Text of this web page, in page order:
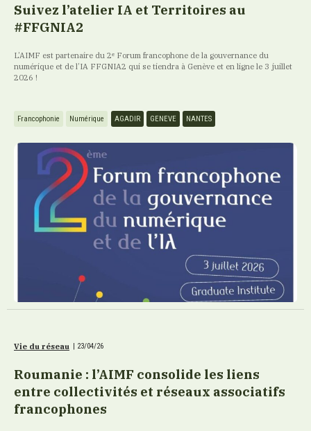
Suivez l’atelier IA et Territoires au
#FFGNIA2
L’AIMF est partenaire du 2ᵉ Forum francophone de la gouvernance du
numérique et de l’IA FFGNIA2 qui se tiendra à Genève et en ligne le 3 juillet
2026 !
Francophonie Numérique AGADIR GENEVE NANTES
Vie du réseau | 23/04/26
Roumanie : l’AIMF consolide les liens
entre collectivités et réseaux associatifs
francophones